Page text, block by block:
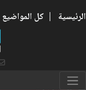
الرئيسية | كل المواضيع